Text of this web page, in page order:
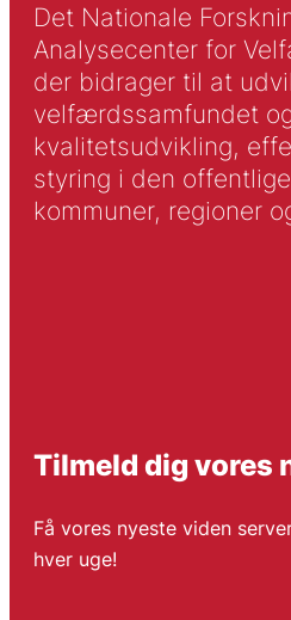
Det Nationale
Analysecenter for
der bidrager til at
velfærdssamfundet
kvalitetsudvikling,
styring i den
kommuner, regioner
Tilmeld dig vores
Få vores nyeste viden
hver uge!